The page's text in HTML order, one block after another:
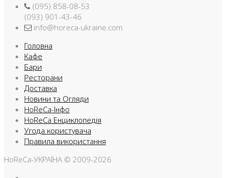
(095) 858-08-53
(093) 901-43-46
info@horeca-ukraine.com
Головна
Кафе
Бари
Ресторани
Доставка
Новини та Огляди
HoReCa-Інфо
HoReCa Енциклопедія
Угода користувача
Правила використання
HoReCa-УКРАЇНА © 2009-2026